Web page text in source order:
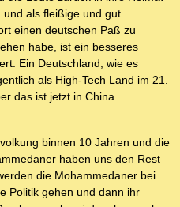
als fleißige und gut
einen deutschen Paß zu
habe, ist ein besseres
Ein Deutschland, wie es
als High-Tech Land im 21.
das ist jetzt in China.
binnen 10 Jahren und die
haben uns den Rest
die Mohammedaner bei
Politik gehen und dann ihr